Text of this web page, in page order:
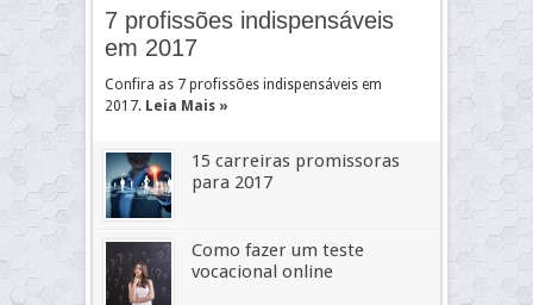
7 profissões indispensáveis
em 2017
Confira as 7 profissões indispensáveis em
2017. Leia Mais »
15 carreiras promissoras
para 2017
Como fazer um teste
vocacional online